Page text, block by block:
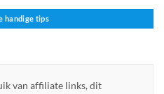
handige tips
van affiliate links, dit